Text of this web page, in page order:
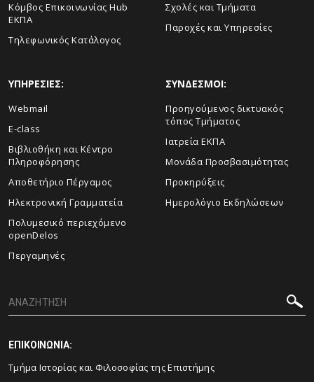
Κόμβος Επικοινωνίας Hub
ΕΚΠΑ
Τηλεφωνικός Κατάλογος
Σχολές και Τμήματα
Παροχές και Υπηρεσίες
ΥΠΗΡΕΣΙΕΣ:
Webmail
E-class
Βιβλιοθήκη και Κέντρο
Πληροφόρησης
Αποθετήριο Πέργαμος
Ηλεκτρονική Γραμματεία
Πολυμεσικό περιεχόμενο
openDelos
Περγαμηνές
ΣΥΝΔΕΣΜΟΙ:
Προηγούμενος δικτυακός
τόπος Τμήματος
Ιατρεία ΕΚΠΑ
Μονάδα Προσβασιμότητας
Προκηρύξεις
Ημερολόγιο Εκδηλώσεων
ΕΠΙΚΟΙΝΩΝΙΑ:
Τμήμα Ιστορίας και Φιλοσοφίας της Επιστήμης